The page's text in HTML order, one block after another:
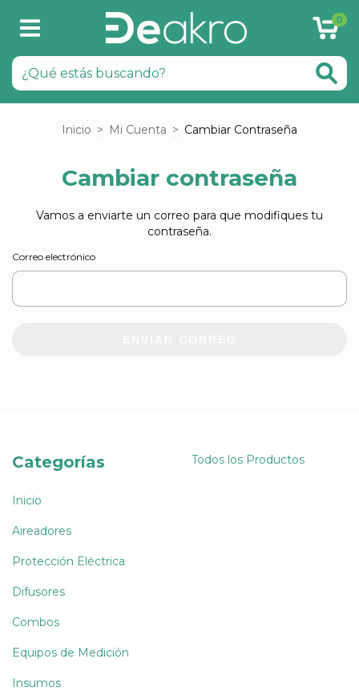
0
Inicio > Mi Cuenta > Cambiar Contraseña
Cambiar contraseña
Vamos a enviarte un correo para que modifiques tu
contraseña.
Correo electrónico
Categorías
Inicio
Aireadores
Protección Eléctrica
Difusores
Combos
Equipos de Medición
Insumos
Todos los Productos